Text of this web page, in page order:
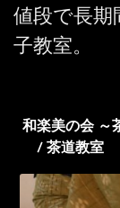
値段で長期
子教室。
和楽美の会 ～
/ 茶道教室